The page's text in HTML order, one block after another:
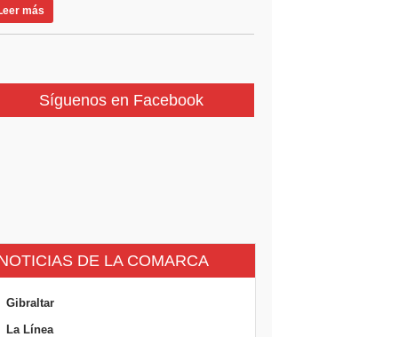
más
Síguenos en Facebook
DE LA COMARCA
Gibraltar
La Línea